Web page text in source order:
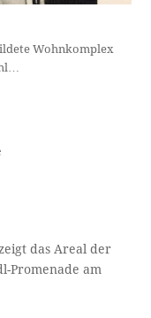
Wohnkomplex
das Areal der
Promenade am